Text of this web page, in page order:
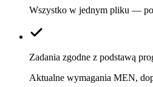
Wszystko w jednym pliku —
Zadania zgodne z podstawą
Aktualne wymagania MEN,